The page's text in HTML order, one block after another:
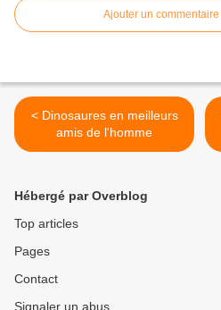
Ajouter un commentaire
< Dinosaures en meilleurs
amis de l'homme
Hébergé par Overblog
Top articles
Pages
Contact
Signaler un abus